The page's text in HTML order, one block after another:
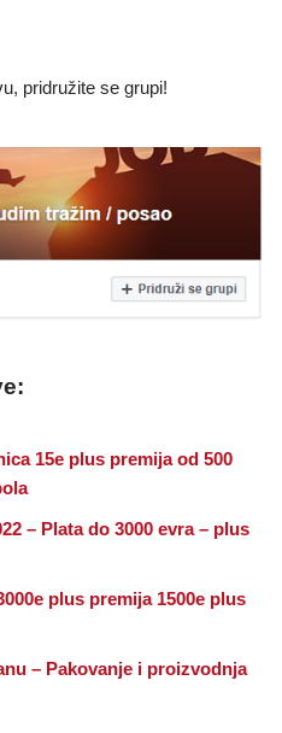
pridružite se grupi!
15e plus premija od 500
– Plata do 3000 evra – plus
plus premija 1500e plus
– Pakovanje i proizvodnja